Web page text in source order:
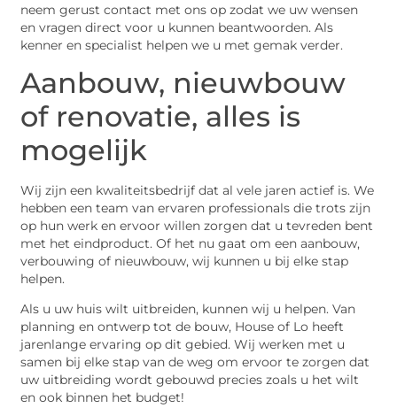
neem gerust contact met ons op zodat we uw wensen
en vragen direct voor u kunnen beantwoorden. Als
kenner en specialist helpen we u met gemak verder.
Aanbouw, nieuwbouw
of renovatie, alles is
mogelijk
Wij zijn een kwaliteitsbedrijf dat al vele jaren actief is. We
hebben een team van ervaren professionals die trots zijn
op hun werk en ervoor willen zorgen dat u tevreden bent
met het eindproduct. Of het nu gaat om een aanbouw,
verbouwing of nieuwbouw, wij kunnen u bij elke stap
helpen.
Als u uw huis wilt uitbreiden, kunnen wij u helpen. Van
planning en ontwerp tot de bouw, House of Lo heeft
jarenlange ervaring op dit gebied. Wij werken met u
samen bij elke stap van de weg om ervoor te zorgen dat
uw uitbreiding wordt gebouwd precies zoals u het wilt
en ook binnen het budget!